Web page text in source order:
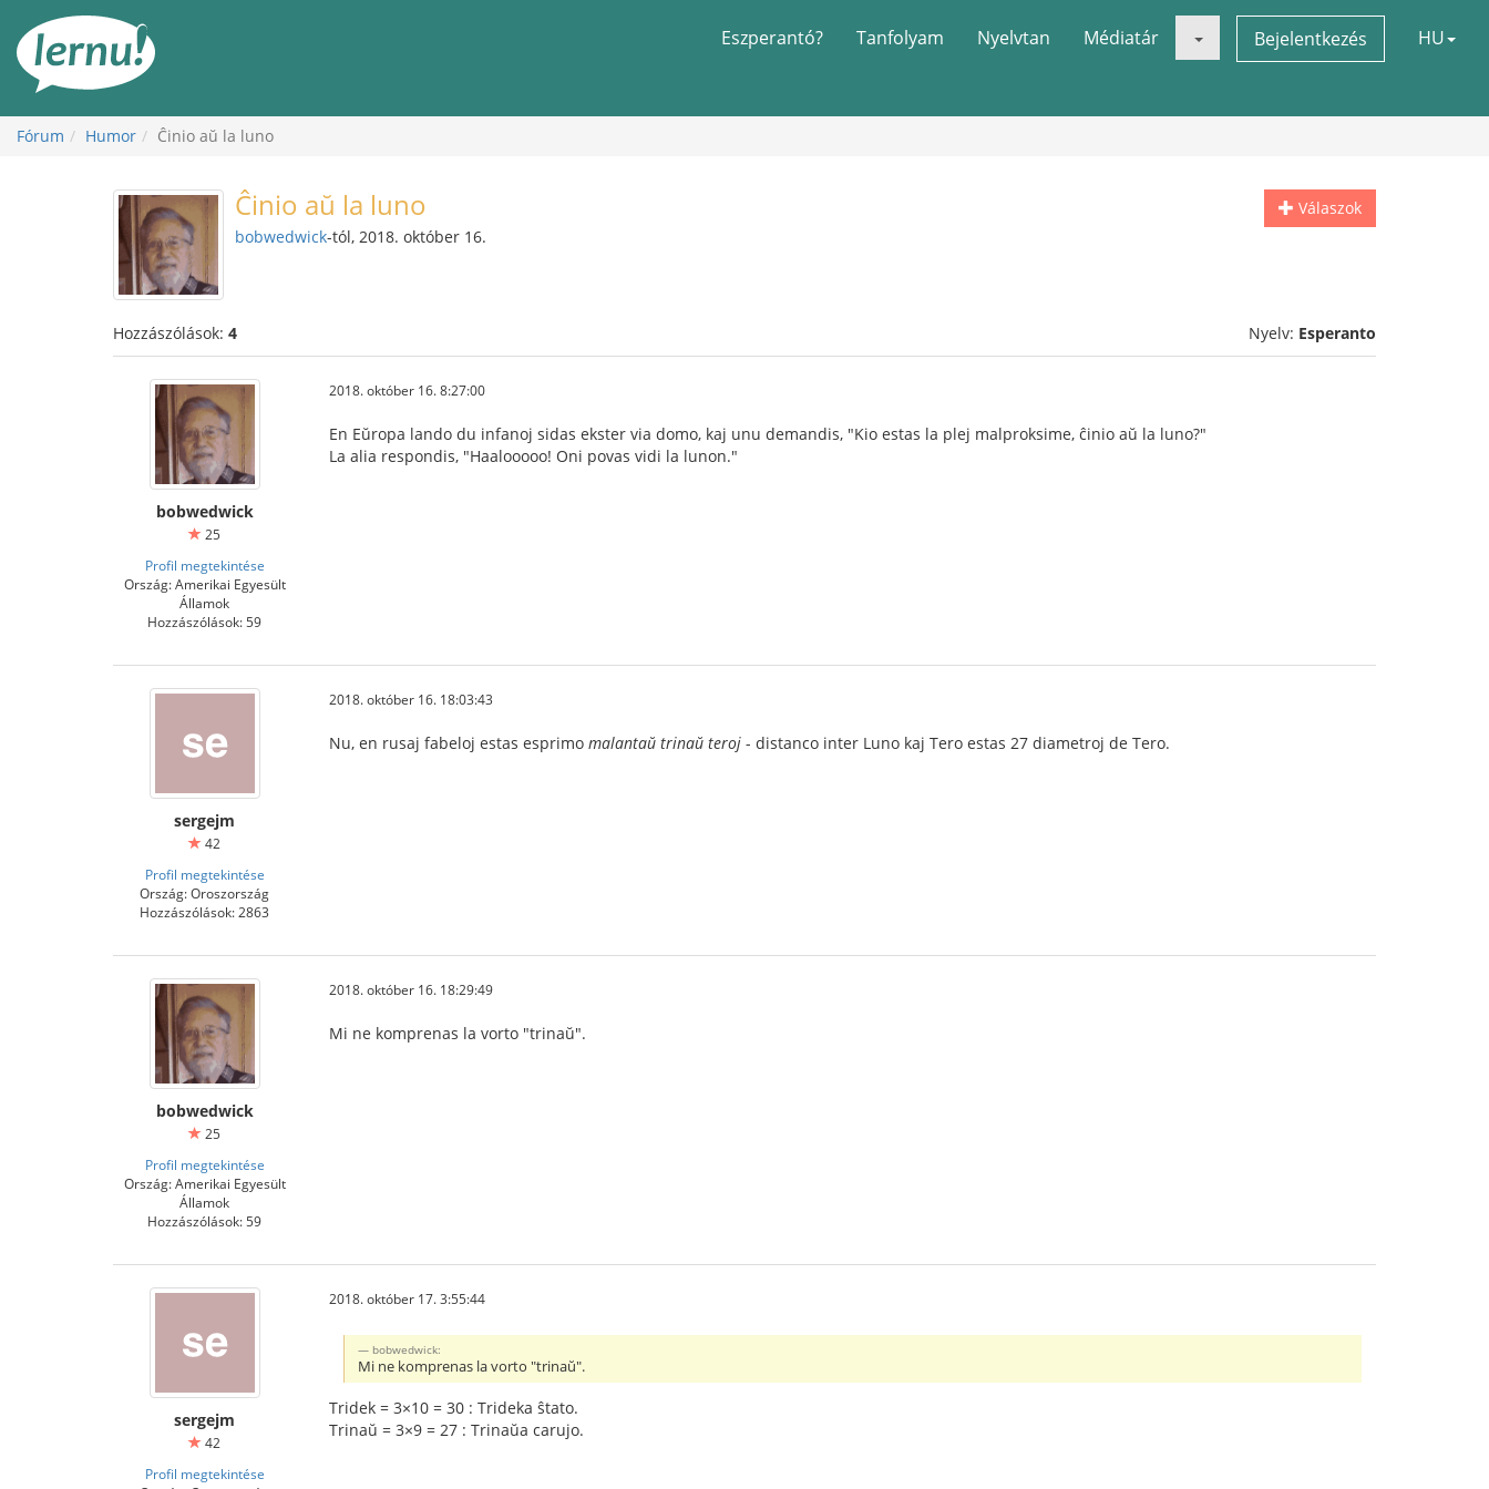
Eszperantó? Tanfolyam Nyelvtan Médiatár Bejelentkezés HU
Fórum Humor Ĉinio aŭ la luno
Válaszok
Ĉinio aŭ la luno
bobwedwick-tól, 2018. október 16.
Hozzászólások: 4 Nyelv: Esperanto
bobwedwick
25
Profil megtekintése
Ország: Amerikai Egyesült
Államok
Hozzászólások: 59
2018. október 16. 8:27:00
En Eŭropa lando du infanoj sidas ekster via domo, kaj unu demandis, "Kio estas la plej malproksime, ĉinio aŭ la luno?"
La alia respondis, "Haalooooo! Oni povas vidi la lunon."
sergejm
42
Profil megtekintése
Ország: Oroszország
Hozzászólások: 2863
2018. október 16. 18:03:43
Nu, en rusaj fabeloj estas esprimo malantaŭ trinaŭ teroj - distanco inter Luno kaj Tero estas 27 diametroj de Tero.
bobwedwick
25
Profil megtekintése
Ország: Amerikai Egyesült
Államok
Hozzászólások: 59
2018. október 16. 18:29:49
Mi ne komprenas la vorto "trinaŭ".
sergejm
42
Profil megtekintése
2018. október 17. 3:55:44
bobwedwick:
Mi ne komprenas la vorto "trinaŭ".
Tridek = 3×10 = 30 : Trideka ŝtato.
Trinaŭ = 3×9 = 27 : Trinaŭa carujo.